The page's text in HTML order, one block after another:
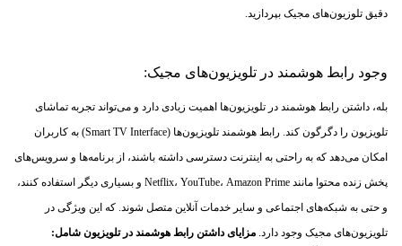
دقیق تلوزیون‌های مجیک بپردازید.
وجود رابط هوشمند در تلویزیون‌های مجیک:
بله، داشتن رابط هوشمند در تلویزیون‌ها اهمیت زیادی دارد و می‌تواند تجربه تماشای
تلویزیون را دگرگون کند. رابط هوشمند تلویزیون‌ها (Smart TV Interface) به کاربران
امکان می‌دهد که به راحتی به اینترنت دسترسی داشته باشند، از برنامه‌ها و سرویس‌های
پخش زنده محتوا مانند Netflix، YouTube، Amazon Prime و بسیاری دیگر استفاده کنند،
و حتی به شبکه‌های اجتماعی و سایر خدمات آنلاین متصل شوند. که این ویژگی در
تلویزیون‌های مجیک وجود دارد. مزایای داشتن رابط هوشمند در تلویزیون شامل: